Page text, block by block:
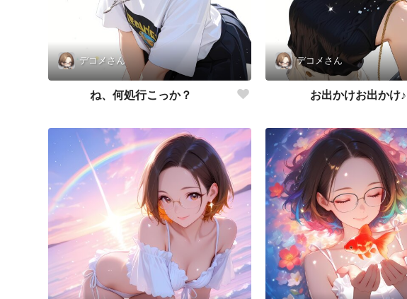
デコメさん
ね、何処行こっか？
デコメさん
お出かけお出かけ♪